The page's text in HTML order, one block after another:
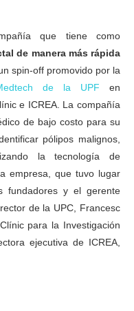
que tiene como
de manera más rápida
spin-off promovido por la
de la UPF en
e ICREA. La compañía
de bajo costo para su
pólipos malignos,
la tecnología de
empresa, que tuvo lugar
fundadores y el gerente
de la UPC, Francesc
para la Investigación
ejecutiva de ICREA,